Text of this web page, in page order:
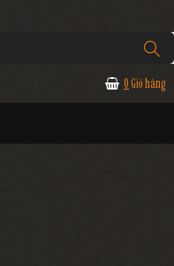
0 Giỏ hàng